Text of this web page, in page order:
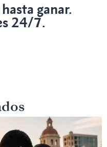
ganar.
24/7.